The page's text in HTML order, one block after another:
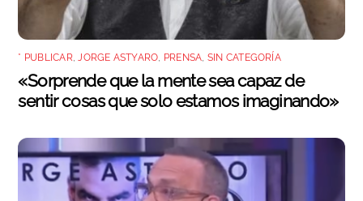
* PUBLICAR,JORGE ASTYARO, PRENSA, SIN CATEGORÍA
«Sorprende que la mente sea capaz de
sentir cosas que solo estamos imaginando»